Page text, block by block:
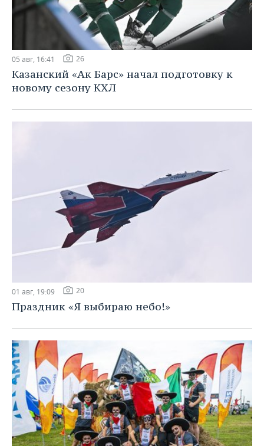
05 авг, 16:41 26
Казанский «Ак Барс» начал подготовку к
новому сезону КХЛ
01 авг, 19:09 20
Праздник «Я выбираю небо!»